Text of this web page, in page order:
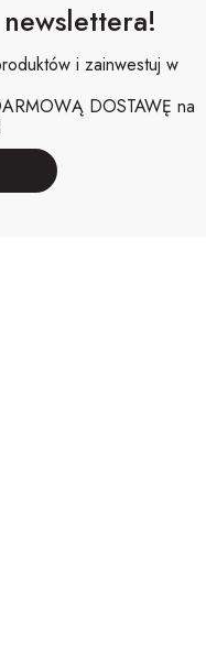
i zainwestuj w
DOSTAWĘ na